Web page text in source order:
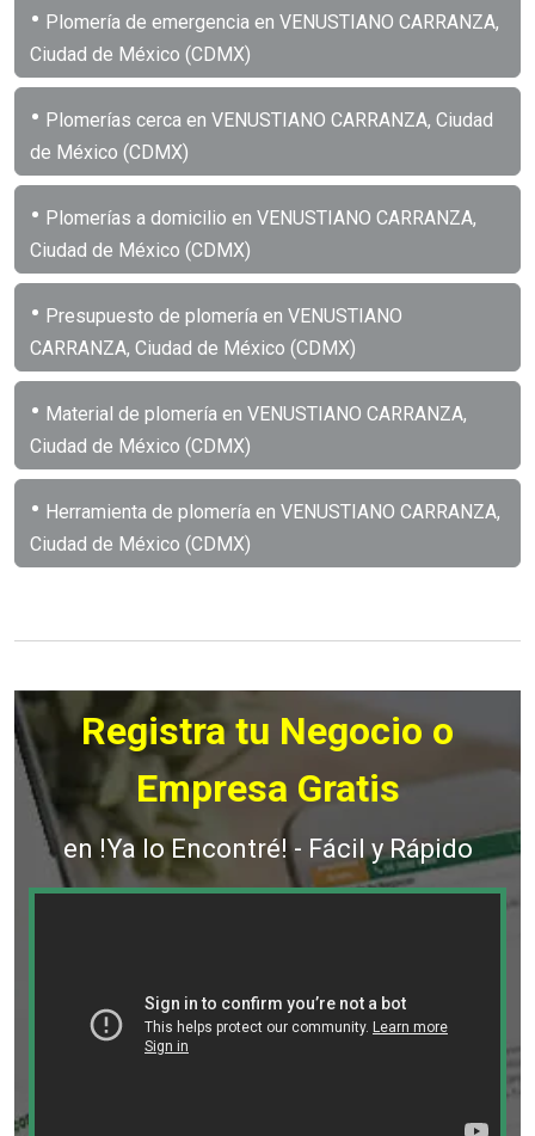
• Plomería de emergencia en VENUSTIANO CARRANZA,
Ciudad de México (CDMX)
• Plomerías cerca en VENUSTIANO CARRANZA, Ciudad
de México (CDMX)
• Plomerías a domicilio en VENUSTIANO CARRANZA,
Ciudad de México (CDMX)
• Presupuesto de plomería en VENUSTIANO
CARRANZA, Ciudad de México (CDMX)
• Material de plomería en VENUSTIANO CARRANZA,
Ciudad de México (CDMX)
• Herramienta de plomería en VENUSTIANO CARRANZA,
Ciudad de México (CDMX)
Registra tu Negocio o
Empresa Gratis
en !Ya lo Encontré! - Fácil y Rápido